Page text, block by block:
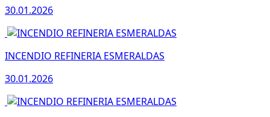
30.01.2026
INCENDIO REFINERIA ESMERALDAS
30.01.2026